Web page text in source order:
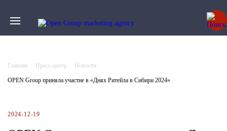
Главная Пресс-центр Новости
OPEN Group приняла участие в «Днях Ритейла в Сибири 2024»
2024-12-19